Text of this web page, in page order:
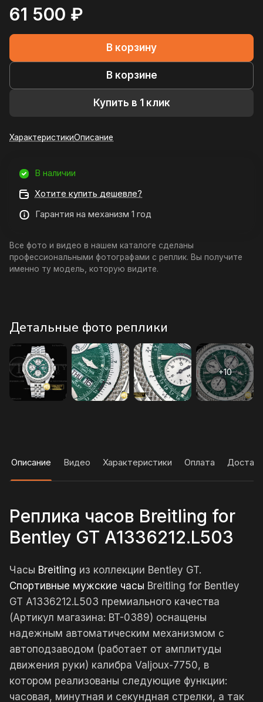
61 500 ₽
В корзину
В корзине
Купить в 1 клик
ХарактеристикиОписание
В наличии
Хотите купить дешевле?
Гарантия на механизм 1 год
Все фото и видео в нашем каталоге сделаны
профессиональными фотографами с реплик. Вы получите
именно ту модель, которую видите.
Детальные фото реплики
Описание Видео Характеристики Оплата
Реплика часов Breitling for
Bentley GT A1336212.L503
Часы Breitling из коллекции Bentley GT.
Спортивные мужские часы Breitling for Bentley
GT A1336212.L503 премиального качества
(Артикул магазина: BT-0389) оснащены
надежным автоматическим механизмом с
автоподзаводом (работает от амплитуды
движения руки) калибра Valjoux-7750, в
котором реализованы следующие функции:
часовая, минутная и секундная стрелки, а так